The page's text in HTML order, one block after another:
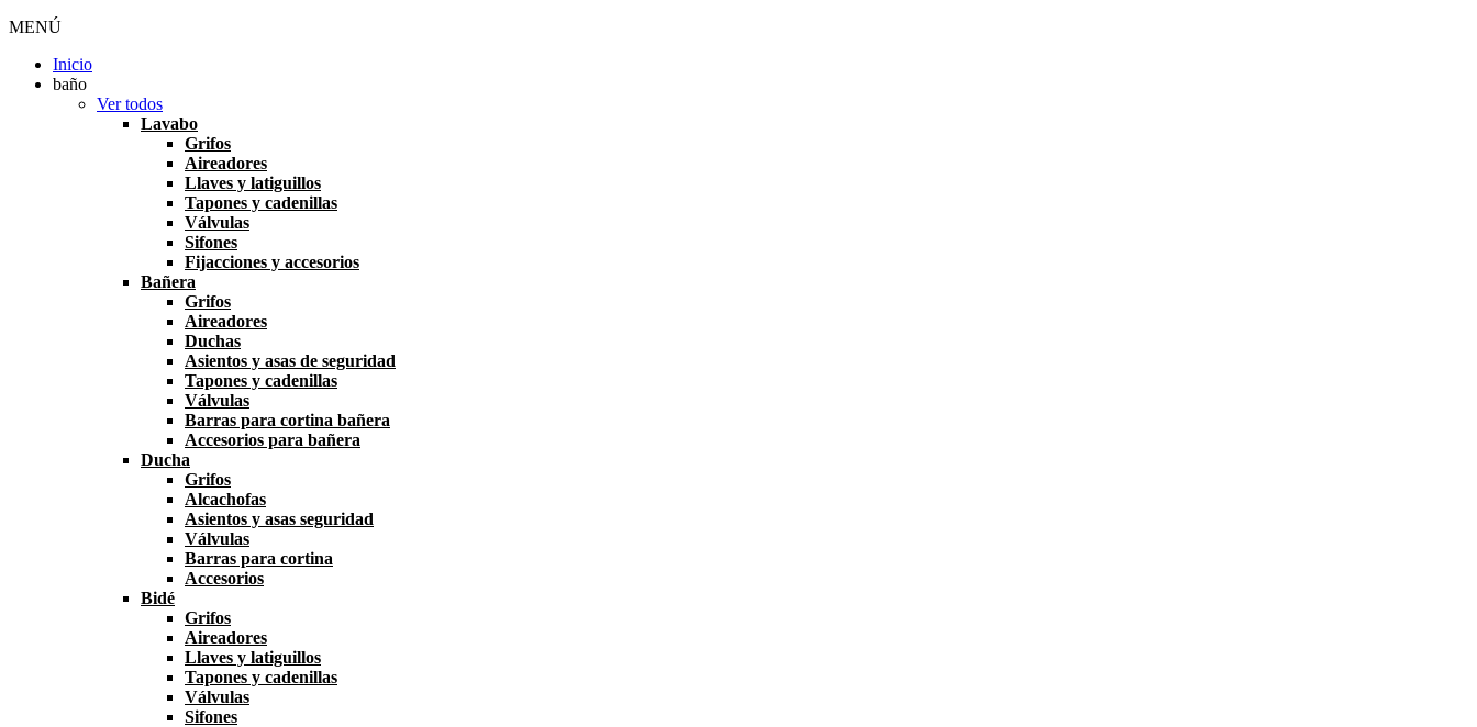
MENÚ
Inicio
baño
Ver todos
Lavabo
Grifos
Aireadores
Llaves y latiguillos
Tapones y cadenillas
Válvulas
Sifones
Fijacciones y accesorios
Bañera
Grifos
Aireadores
Duchas
Asientos y asas de seguridad
Tapones y cadenillas
Válvulas
Barras para cortina bañera
Accesorios para bañera
Ducha
Grifos
Alcachofas
Asientos y asas seguridad
Válvulas
Barras para cortina
Accesorios
Bidé
Grifos
Aireadores
Llaves y latiguillos
Tapones y cadenillas
Válvulas
Sifones